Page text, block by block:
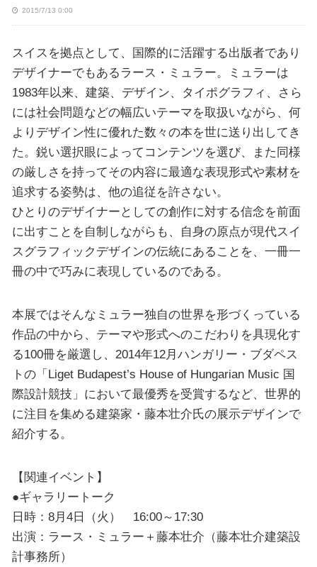
2015/7/13 0:00
スイスを拠点として、国際的に活躍する出版者であり
デザイナーでもあるラース・ミュラー。ミュラーは
1983年以来、建築、デザイン、タイポグラフィ、さら
には社会問題などの幅広いテーマを取扱いながら、何
よりデザイン性に優れた数々の本を世に送り出してき
た。鋭い選択眼によってコンテンツを選び、また同様
の厳しさを持ってその内容に最適な表現形式や素材を
追求する姿勢は、他の追従を許さない。
ひとりのデザイナーとしての創作に対する信念を前面
に出すことを自制しながらも、自身の原点が現代スイ
スグラフィックデザインの伝統にあることを、一冊一
冊の中で巧みに表現しているのである。
本展ではそんなミュラー独自の世界を形づくっている
作品の中から、テーマや形式へのこだわりを具現化す
る100冊を厳選し、2014年12月ハンガリー・ブダペス
トの「Liget Budapest’s House of Hungarian Music 国
際設計競技」において最優秀を受賞するなど、世界的
に注目を集める建築家・藤本壮介氏の展示デザインで
紹介する。
【関連イベント】
●ギャラリートーク
日時：8月4日（火） 16:00～17:30
出演：ラース・ミュラー＋藤本壮介（藤本壮介建築設
計事務所）